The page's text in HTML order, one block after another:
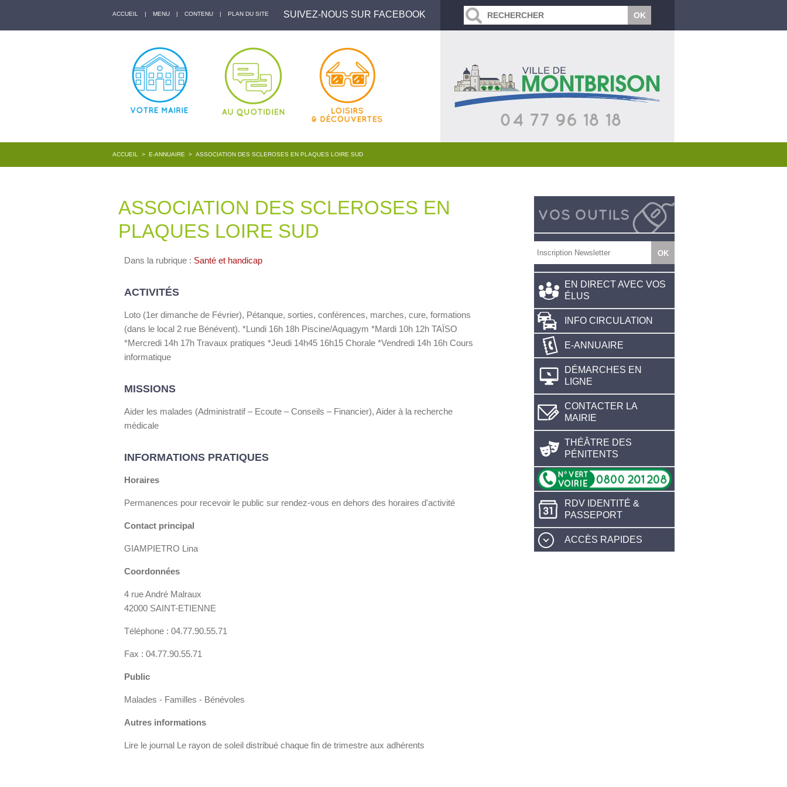
ACCUEIL | MENU | CONTENU | PLAN DU SITE SUIVEZ-NOUS SUR FACEBOOK
ACCUEIL > E-ANNUAIRE > ASSOCIATION DES SCLEROSES EN PLAQUES LOIRE SUD
ASSOCIATION DES SCLEROSES EN
PLAQUES LOIRE SUD
Dans la rubrique : Santé et handicap
ACTIVITÉS
Loto (1er dimanche de Février), Pétanque, sorties, conférences, marches, cure, formations
(dans le local 2 rue Bénévent). *Lundi 16h 18h Piscine/Aquagym *Mardi 10h 12h TAÏSO
*Mercredi 14h 17h Travaux pratiques *Jeudi 14h45 16h15 Chorale *Vendredi 14h 16h Cours
informatique
MISSIONS
Aider les malades (Administratif – Ecoute – Conseils – Financier), Aider à la recherche
médicale
INFORMATIONS PRATIQUES
Horaires
Permanences pour recevoir le public sur rendez-vous en dehors des horaires d'activité
Contact principal
GIAMPIETRO Lina
Coordonnées
4 rue André Malraux
42000 SAINT-ETIENNE
Téléphone : 04.77.90.55.71
Fax : 04.77.90.55.71
Public
Malades - Familles - Bénévoles
Autres informations
Lire le journal Le rayon de soleil distribué chaque fin de trimestre aux adhérents
EN DIRECT AVEC VOS
ÉLUS
INFO CIRCULATION
E-ANNUAIRE
DÉMARCHES EN
LIGNE
CONTACTER LA
MAIRIE
THÉÂTRE DES
PÉNITENTS
RDV IDENTITÉ &
PASSEPORT
ACCÈS RAPIDES